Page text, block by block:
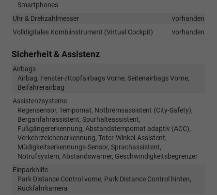
Smartphones
Uhr & Drehzahlmesser
vorhanden
Volldigitales Kombiinstrument (Virtual Cockpit)
vorhanden
Sicherheit & Assistenz
Airbags
Airbag, Fenster-/Kopfairbags Vorne, Seitenairbags Vorne,
Beifahrerairbag
Assistenzsysteme
Regensensor, Tempomat, Notbremsassistent (City-Safety),
Berganfahrassistent, Spurhalteassistent,
Fußgängererkennung, Abstandstempomat adaptiv (ACC),
Verkehrzeichenerkennung, Toter-Winkel-Assistent,
Müdigkeitserkennungs-Sensor, Sprachassistent,
Notrufsystem, Abstandswarner, Geschwindigkeitsbegrenzer
Einparkhilfe
Park Distance Control vorne, Park Distance Control hinten,
Rückfahrkamera